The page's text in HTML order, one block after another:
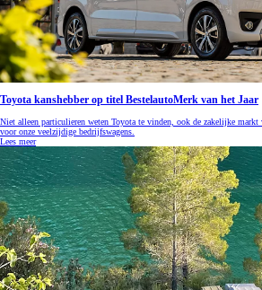
Toyota kanshebber op titel BestelautoMerk van het Jaar
Niet alleen particulieren weten Toyota te vinden, ook de zakelijke
voor onze veelzijdige bedrijfswagens.
Lees meer